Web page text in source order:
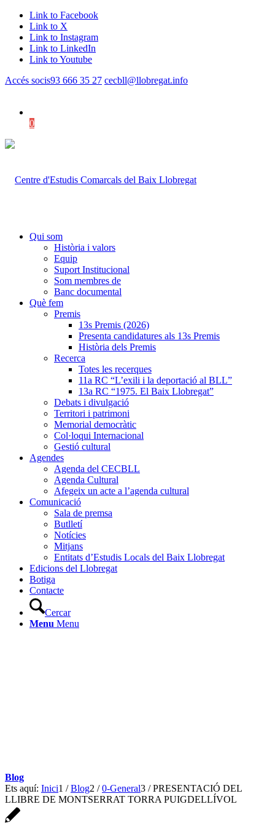
Link to Facebook
Link to X
Link to Instagram
Link to LinkedIn
Link to Youtube
Accés socis93 666 35 27 cecbll@llobregat.info
0
Qui som
Història i valors
Equip
Suport Institucional
Som membres de
Banc documental
Què fem
Premis
13s Premis (2026)
Presenta candidatures als 13s Premis
Història dels Premis
Recerca
Totes les recerques
11a RC “L’exili i la deportació al BLL”
13a RC “1975. El Baix Llobregat”
Debats i divulgació
Territori i patrimoni
Memorial democràtic
Col·loqui Internacional
Gestió cultural
Agendes
Agenda del CECBLL
Agenda Cultural
Afegeix un acte a l’agenda cultural
Comunicació
Sala de premsa
Butlletí
Notícies
Mitjans
Entitats d’Estudis Locals del Baix Llobregat
Edicions del Llobregat
Botiga
Contacte
Cercar
Menu Menu
Blog
Ets aquí: Inici1 / Blog2 / 0-General3 / PRESENTACIÓ DEL
LLIBRE DE MONTSERRAT TORRA PUIGDELLÍVOL